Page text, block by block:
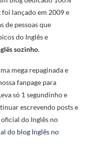
foi lançado em 2009 e
de pessoas que
do Inglês e
sozinho.
mega repaginada e
fanpage para
só 1 segundinho e
escrevendo posts e
do Inglês no
do blog Inglês no